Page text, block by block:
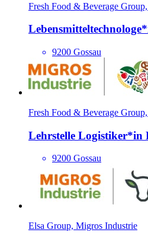
Fresh Food & Beverage
9200 Gossau
Fresh Food & Beverage
Lehrstelle Logisti­ker*​in
9200 Gossau
Elsa Group, Migros Industrie